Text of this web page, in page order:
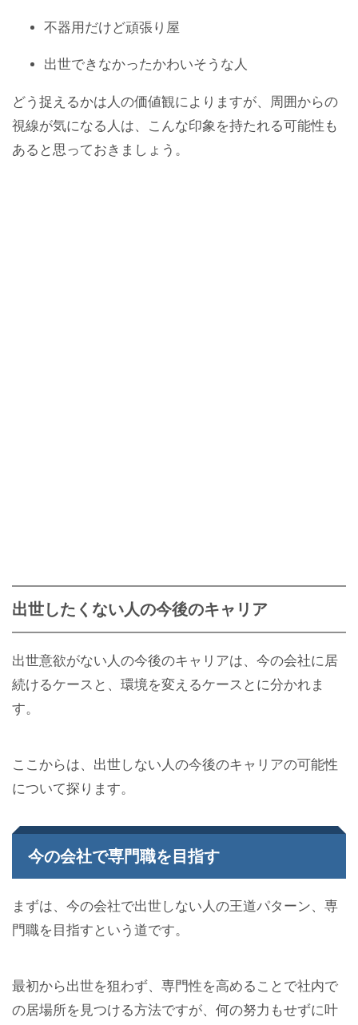
不器用だけど頑張り屋
出世できなかったかわいそうな人
どう捉えるかは人の価値観によりますが、周囲からの
視線が気になる人は、こんな印象を持たれる可能性も
あると思っておきましょう。
出世したくない人の今後のキャリア
出世意欲がない人の今後のキャリアは、今の会社に居
続けるケースと、環境を変えるケースとに分かれま
す。
ここからは、出世しない人の今後のキャリアの可能性
について探ります。
今の会社で専門職を目指す
まずは、今の会社で出世しない人の王道パターン、専
門職を目指すという道です。
最初から出世を狙わず、専門性を高めることで社内で
の居場所を見つける方法ですが、何の努力もせずに叶